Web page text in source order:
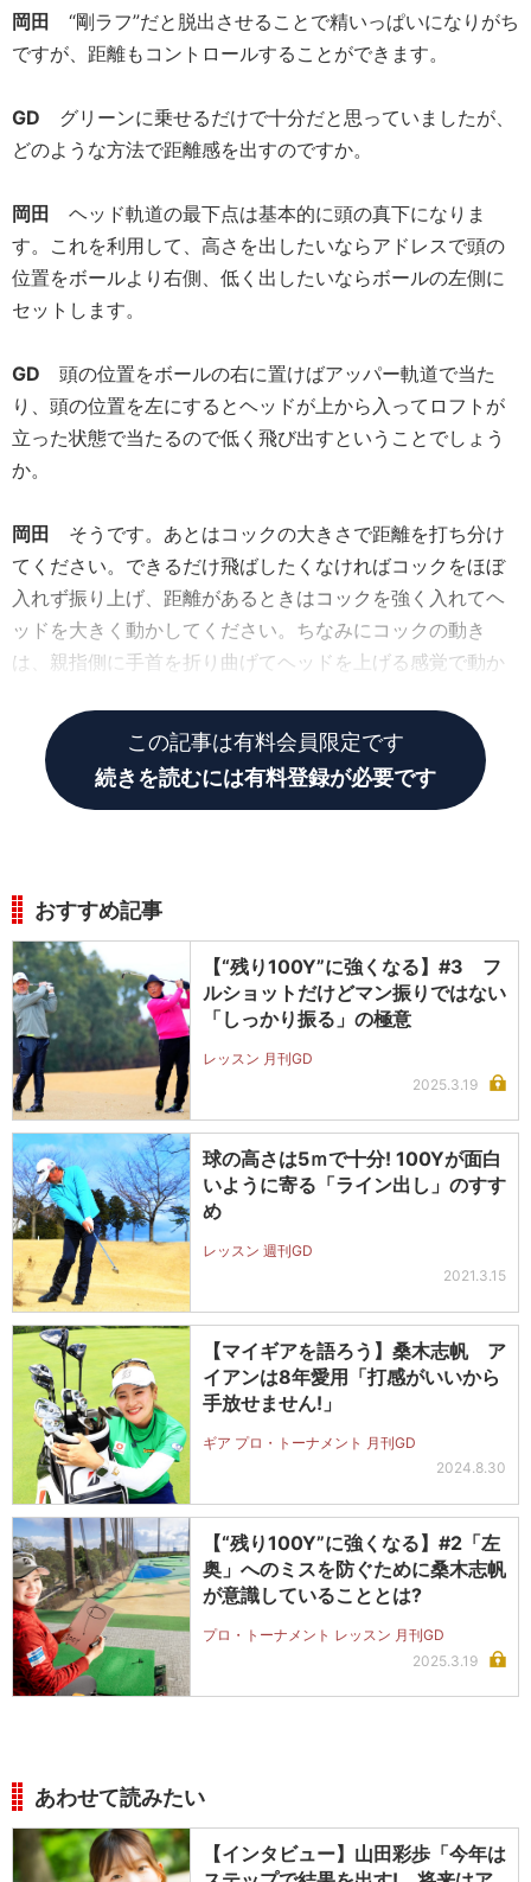
岡田
“剛ラフ”だと脱出させることで精いっぱいになりがち
ですが、距離もコントロールすることができます。
GD グリーンに乗せるだけで十分だと思っていましたが、
どのような方法で距離感を出すのですか。
岡田
ヘッド軌道の最下点は基本的に頭の真下になりま
す。これを利用して、高さを出したいならアドレスで頭の
位置をボールより右側、低く出したいならボールの左側に
セットします。
GD 頭の位置をボールの右に置けばアッパー軌道で当た
り、頭の位置を左にするとヘッドが上から入ってロフトが
立った状態で当たるので低く飛び出すということでしょう
か。
岡田
そうです。あとはコックの大きさで距離を打ち分け
てください。できるだけ飛ばしたくなければコックをほぼ
入れず振り上げ、距離があるときはコックを強く入れてヘ
ッドを大きく動かしてください。ちなみにコックの動き
は、親指側に手首を折り曲げてヘッドを上げる感覚で動か
この記事は有料会員限定です
続きを読むには有料登録が必要です
おすすめ記事
【“残り100Y”に強くなる】#3 フ
ルショットだけどマン振りではない
「しっかり振る」の極意
レッスン 月刊GD
2025.3.19
球の高さは5ｍで十分! 100Yが面白
いように寄る「ライン出し」のすす
め
レッスン 週刊GD
2021.3.15
【マイギアを語ろう】桑木志帆 ア
イアンは8年愛用「打感がいいから
手放せません!」
ギア プロ・トーナメント 月刊GD
2024.8.30
【“残り100Y”に強くなる】#2「左
奥」へのミスを防ぐために桑木志帆
が意識していることとは?
プロ・トーナメント レッスン 月刊GD
2025.3.19
あわせて読みたい
【インタビュー】山田彩歩「今年は